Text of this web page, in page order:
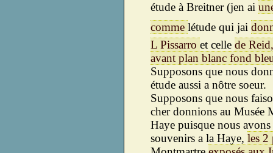
étude à Breitner (jen ai
comme létude qui jai
L Pissarro et celle de
avant plan blanc fond
Supposons que nous
étude aussi a nôtre soeur.
Supposons que nous
cher donnions au Musée
Haye puisque nous avons
souvenirs a la Haye, les 2